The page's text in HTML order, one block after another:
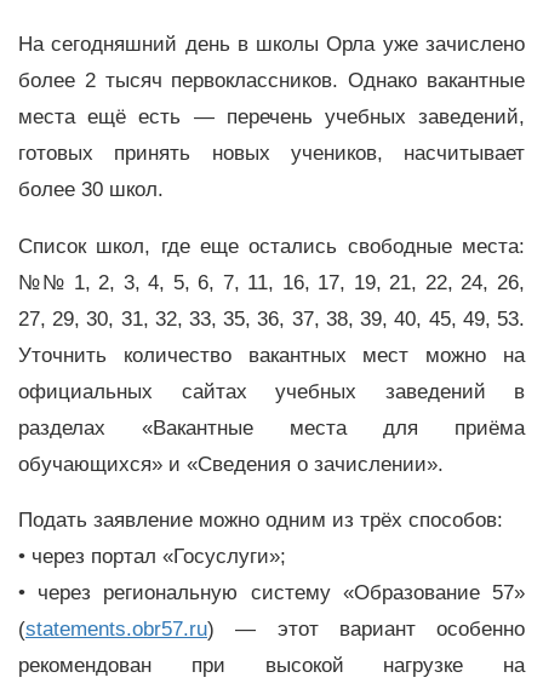
На сегодняшний день в школы Орла уже зачислено
более 2 тысяч первоклассников. Однако вакантные
места ещё есть — перечень учебных заведений,
готовых принять новых учеников, насчитывает
более 30 школ.
Список школ, где еще остались свободные места:
№№ 1, 2, 3, 4, 5, 6, 7, 11, 16, 17, 19, 21, 22, 24, 26,
27, 29, 30, 31, 32, 33, 35, 36, 37, 38, 39, 40, 45, 49, 53.
Уточнить количество вакантных мест можно на
официальных сайтах учебных заведений в
разделах «Вакантные места для приёма
обучающихся» и «Сведения о зачислении».
Подать заявление можно одним из трёх способов:
• через портал «Госуслуги»;
• через региональную систему «Образование 57»
(statements.obr57.ru) — этот вариант особенно
рекомендован при высокой нагрузке на